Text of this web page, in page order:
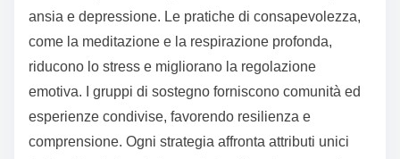
ansia e depressione. Le pratiche di consapevolezza,
come la meditazione e la respirazione profonda,
riducono lo stress e migliorano la regolazione
emotiva. I gruppi di sostegno forniscono comunità ed
esperienze condivise, favorendo resilienza e
comprensione. Ogni strategia affronta attributi unici